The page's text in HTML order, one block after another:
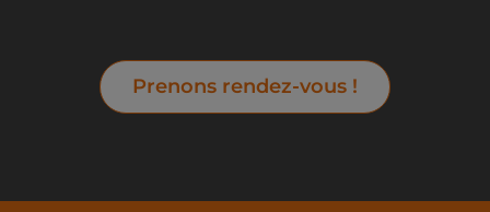
Prenons rendez-vous !